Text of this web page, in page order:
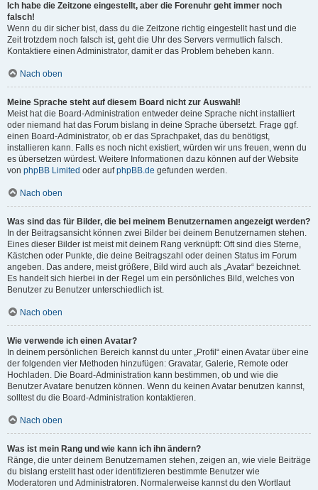
Ich habe die Zeitzone eingestellt, aber die Forenuhr geht immer noch
falsch!
Wenn du dir sicher bist, dass du die Zeitzone richtig eingestellt hast und die
Zeit trotzdem noch falsch ist, geht die Uhr des Servers vermutlich falsch.
Kontaktiere einen Administrator, damit er das Problem beheben kann.
Nach oben
Meine Sprache steht auf diesem Board nicht zur Auswahl!
Meist hat die Board-Administration entweder deine Sprache nicht installiert
oder niemand hat das Forum bislang in deine Sprache übersetzt. Frage ggf.
einen Board-Administrator, ob er das Sprachpaket, das du benötigst,
installieren kann. Falls es noch nicht existiert, würden wir uns freuen, wenn du
es übersetzen würdest. Weitere Informationen dazu können auf der Website
von phpBB Limited oder aufphpBB.de gefunden werden.
Nach oben
Was sind das für Bilder, die bei meinem Benutzernamen angezeigt werden?
In der Beitragsansicht können zwei Bilder bei deinem Benutzernamen stehen.
Eines dieser Bilder ist meist mit deinem Rang verknüpft: Oft sind dies Sterne,
Kästchen oder Punkte, die deine Beitragszahl oder deinen Status im Forum
angeben. Das andere, meist größere, Bild wird auch als „Avatar“ bezeichnet.
Es handelt sich hierbei in der Regel um ein persönliches Bild, welches von
Benutzer zu Benutzer unterschiedlich ist.
Nach oben
Wie verwende ich einen Avatar?
In deinem persönlichen Bereich kannst du unter „Profil“ einen Avatar über eine
der folgenden vier Methoden hinzufügen: Gravatar, Galerie, Remote oder
Hochladen. Die Board-Administration kann bestimmen, ob und wie die
Benutzer Avatare benutzen können. Wenn du keinen Avatar benutzen kannst,
solltest du die Board-Administration kontaktieren.
Nach oben
Was ist mein Rang und wie kann ich ihn ändern?
Ränge, die unter deinem Benutzernamen stehen, zeigen an, wie viele Beiträge
du bislang erstellt hast oder identifizieren bestimmte Benutzer wie
Moderatoren und Administratoren. Normalerweise kannst du den Wortlaut